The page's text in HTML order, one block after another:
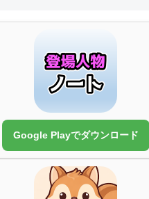
Google Playでダウンロード